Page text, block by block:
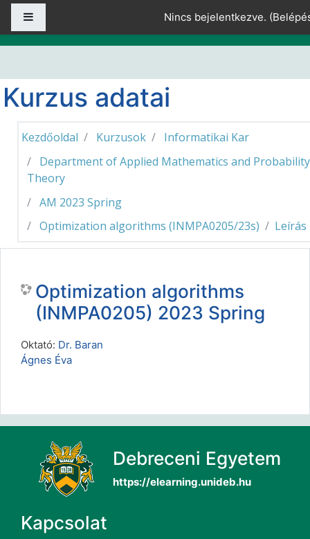
Tovább a fő tartalomhoz
Nincs bejelentkezve. (
Kurzus adatai
Kezdőoldal Kurzusok
Informatikai Kar
Department of Applied Mathematics and Probability
Theory
AM 2023 Spring
Optimization algorithms (INMPA0205/23s)
Leírás
Optimization algorithms
(INMPA0205) 2023 Spring
Oktató: Dr. Baran
Ágnes Éva
Debreceni Egyetem
https://elearning.unideb.hu
Kapcsolat